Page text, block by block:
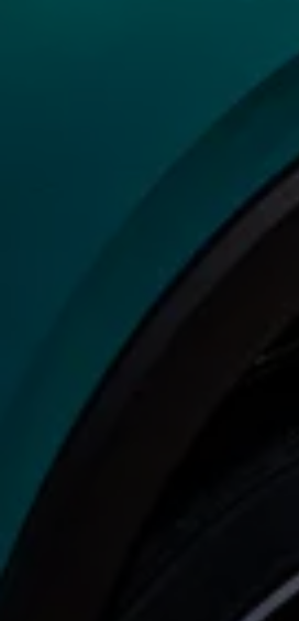
Gönüllü Geri Çağırma
Motor Yağları
Kaporta ve Boya
Volkswagen Orijinal
Volkswagen Orijinal
Lastik Bilgilendirmesi
Garanti ve Mobilite
Bilgi ve Eğlence
e-Kullanım Kılavuzu
Volkswagenim
Klasik Modeller
İletişim ve Destek
Yetkili Satıcı ve Servisler
Volkswagen Yol Yardım ve
Volkswagen Dünyası